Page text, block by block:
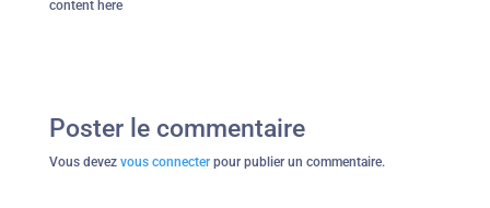
content here
Poster le commentaire
Vous devez vous connecterpour publier un commentaire.